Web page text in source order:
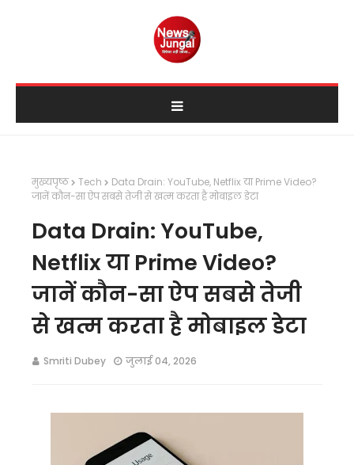
मुख्यपृष्ठ Tech
Data Drain: YouTube, Netflix या Prime Video?
जानें कौन-सा ऐप सबसे तेजी से खत्म करता है मोबाइल डेटा
Data Drain: YouTube,
Netflix या Prime Video?
जानें कौन-सा ऐप सबसे तेजी
से खत्म करता है मोबाइल डेटा
Smriti Dubey जुलाई 04, 2026